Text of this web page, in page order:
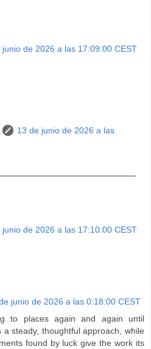
junio de 2026 a las 17:09:00 CEST
13 de junio de 2026 a las
junio de 2026 a las 17:10:00 CEST
junio de 2026 a las 0:18:00 CEST
to places again and again until
a steady, thoughtful approach, while
found by luck give the work its